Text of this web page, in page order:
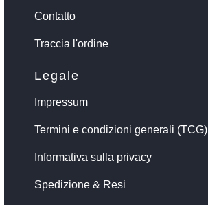
Contatto
Traccia l'ordine
Legale
Impressum
Termini e condizioni generali (TCG)
Informativa sulla privacy
Spedizione & Resi